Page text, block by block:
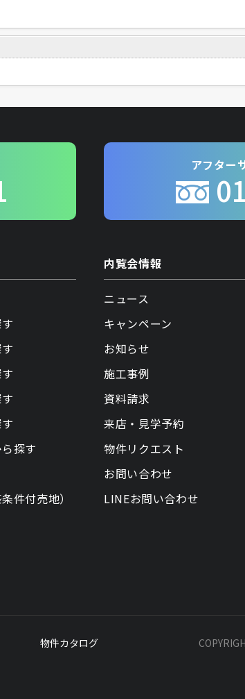
アフター
探す
件付売地）
内覧会情報
ニュース
キャンペーン
お知らせ
施工事例
資料請求
来店・見学予約
物件リクエスト
お問い合わせ
LINEお問い合わせ
物件カタログ